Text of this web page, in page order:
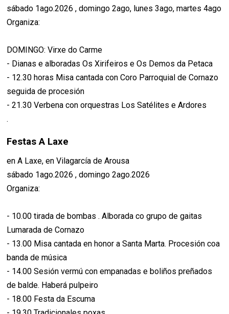
sábado 1ago.2026 , domingo 2ago, lunes 3ago, martes 4ago
Organiza:
DOMINGO: Virxe do Carme
- Dianas e alboradas Os Xirifeiros e Os Demos da Petaca
- 12.30 horas Misa cantada con Coro Parroquial de Cornazo
seguida de procesión
- 21.30 Verbena con orquestras Los Satélites e Ardores
.
Festas A Laxe
en A Laxe, en Vilagarcía de Arousa
sábado 1ago.2026 , domingo 2ago.2026
Organiza:
- 10.00 tirada de bombas . Alborada co grupo de gaitas
Lumarada de Cornazo
- 13.00 Misa cantada en honor a Santa Marta. Procesión coa
banda de música
- 14.00 Sesión vermú con empanadas e boliños preñados
de balde. Haberá pulpeiro
- 18.00 Festa da Escuma